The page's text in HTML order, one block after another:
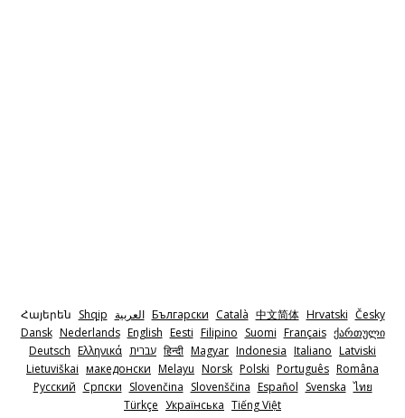
Հայերեն Shqip ‫العربية Български Català 中文简体 Hrvatski Česky
Dansk Nederlands English Eesti Filipino Suomi Français ქართული
Deutsch Ελληνικά ‫עברית हिन्दी Magyar Indonesia Italiano Latviski
Lietuviškai македонски Melayu Norsk Polski Português Româna
Pyccкий Српски Slovenčina Slovenščina Español Svenska ไทย
Türkçe Українська Tiếng Việt